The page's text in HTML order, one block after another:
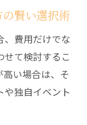
賢い選択術
、費用だけでな
せて検討するこ
い場合は、そ
や独自イベント